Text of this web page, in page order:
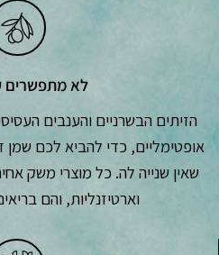
לא מתפשרים
הזיתים הבשרניים והענבים
אופטימליים, כדי להביא לכם שמן
שאין שנייה לה. כל מוצרי משק
וארטיזנליות, והם